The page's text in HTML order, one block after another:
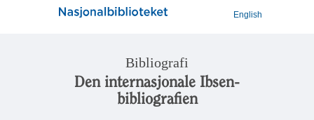
English
Bibliografi
Den internasjonale Ibsen-
bibliografien